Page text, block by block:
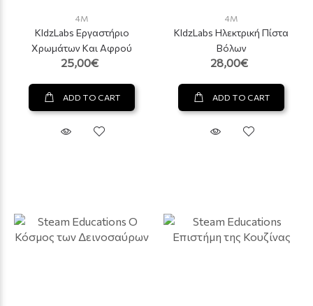
4M
KIdzLabs Εργαστήριο
Χρωμάτων Και Αφρού
25,00€
ADD TO CART
4M
KIdzLabs Ηλεκτρική Πίστα
Βόλων
28,00€
ADD TO CART